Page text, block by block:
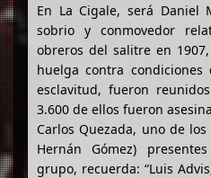
En La Cigale, será Daniel
sobrio y conmovedor
obreros del salitre en
huelga contra
esclavitud, fueron
3.600 de ellos fueron
Carlos Quezada, uno de
Hernán Gómez)
grupo, recuerda: “Luis